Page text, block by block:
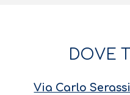
DOVE
Via Carlo